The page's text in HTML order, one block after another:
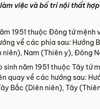
việc và bố trí nội thất
1951 thuộc Đông tứ mệnh
về các phía sau: Hướng
Nam (Thiên y), Đông
sinh năm 1951 thuộc Tây tứ
quay về các hướng sau:
Bắc (Diên niên), Tây